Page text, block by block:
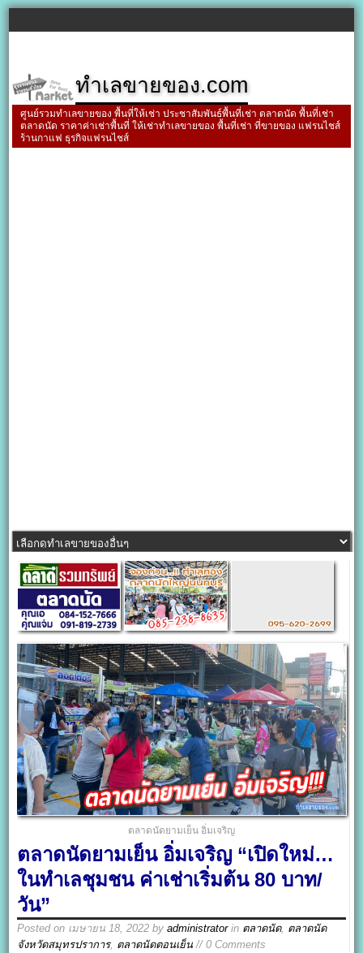
ทำเลขายของ.com
ศูนย์รวมทำเลขายของ พื้นที่ให้เช่า ประชาสัมพันธ์พื้นที่เช่า ตลาดนัด พื้นที่เช่า
ตลาดนัด ราคาค่าเช่าพื้นที่ ให้เช่าทำเลขายของ พื้นที่เช่า ที่ขายของ แฟรนไชส์
ร้านกาแฟ ธุรกิจแฟรนไชส์
ตลาดนัดยามเย็น อิ่มเจริญ
ตลาดนัดยามเย็น อิ่มเจริญ “เปิดใหม่…
ในทำเลชุมชน ค่าเช่าเริ่มต้น 80 บาท/
วัน”
Posted on เมษายน 18, 2022 byadministratorin ตลาดนัด, ตลาดนัด
จังหวัดสมุทรปราการ, ตลาดนัดตอนเย็น // 0 Comments